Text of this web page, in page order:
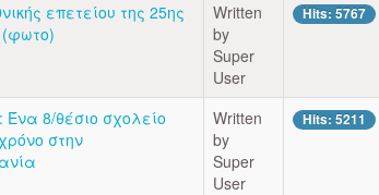
επετείου της 25ης
(φωτο)
Written
by
Super
User
Hits: 5767
8/θέσιο σχολείο
στην
Written
by
Super
User
Hits: 5211